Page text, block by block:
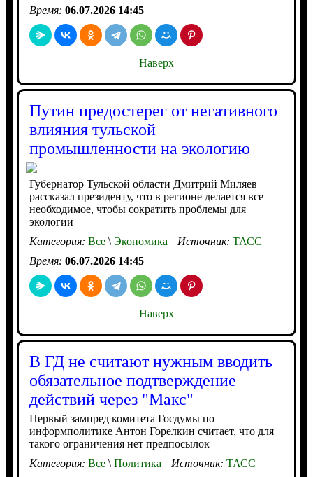
Время: 06.07.2026 14:45
Наверх
Путин предостерег от негативного
влияния тульской
промышленности на экологию
Губернатор Тульской области Дмитрий Миляев
рассказал президенту, что в регионе делается все
необходимое, чтобы сократить проблемы для
экологии
Категория: Все\Экономика Источник: ТАСС
Время: 06.07.2026 14:45
Наверх
В ГД не считают нужным вводить
обязательное подтверждение
действий через "Макс"
Первый зампред комитета Госдумы по
информполитике Антон Горелкин считает, что для
такого ограничения нет предпосылок
Категория: Все\Политика Источник: ТАСС